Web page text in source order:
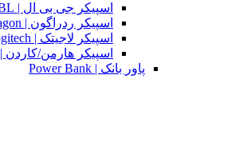
اسپیکر جی بی ال | JBL
اسپیکر ردراگون | Redragon
اسپیکر لاجیتک | Logitech
اسپیکر هارمن/کاردن | Harman/Kardon
پاور بانک | Power Bank